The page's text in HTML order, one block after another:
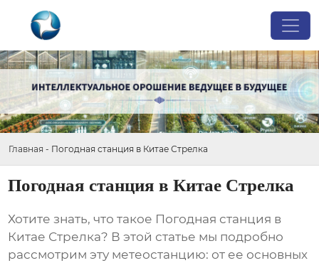
Главная - Погодная станция в Китае Стрелка
Погодная станция в Китае Стрелка
Хотите знать, что такое Погодная станция в
Китае Стрелка? В этой статье мы подробно
рассмотрим эту метеостанцию: от ее основных